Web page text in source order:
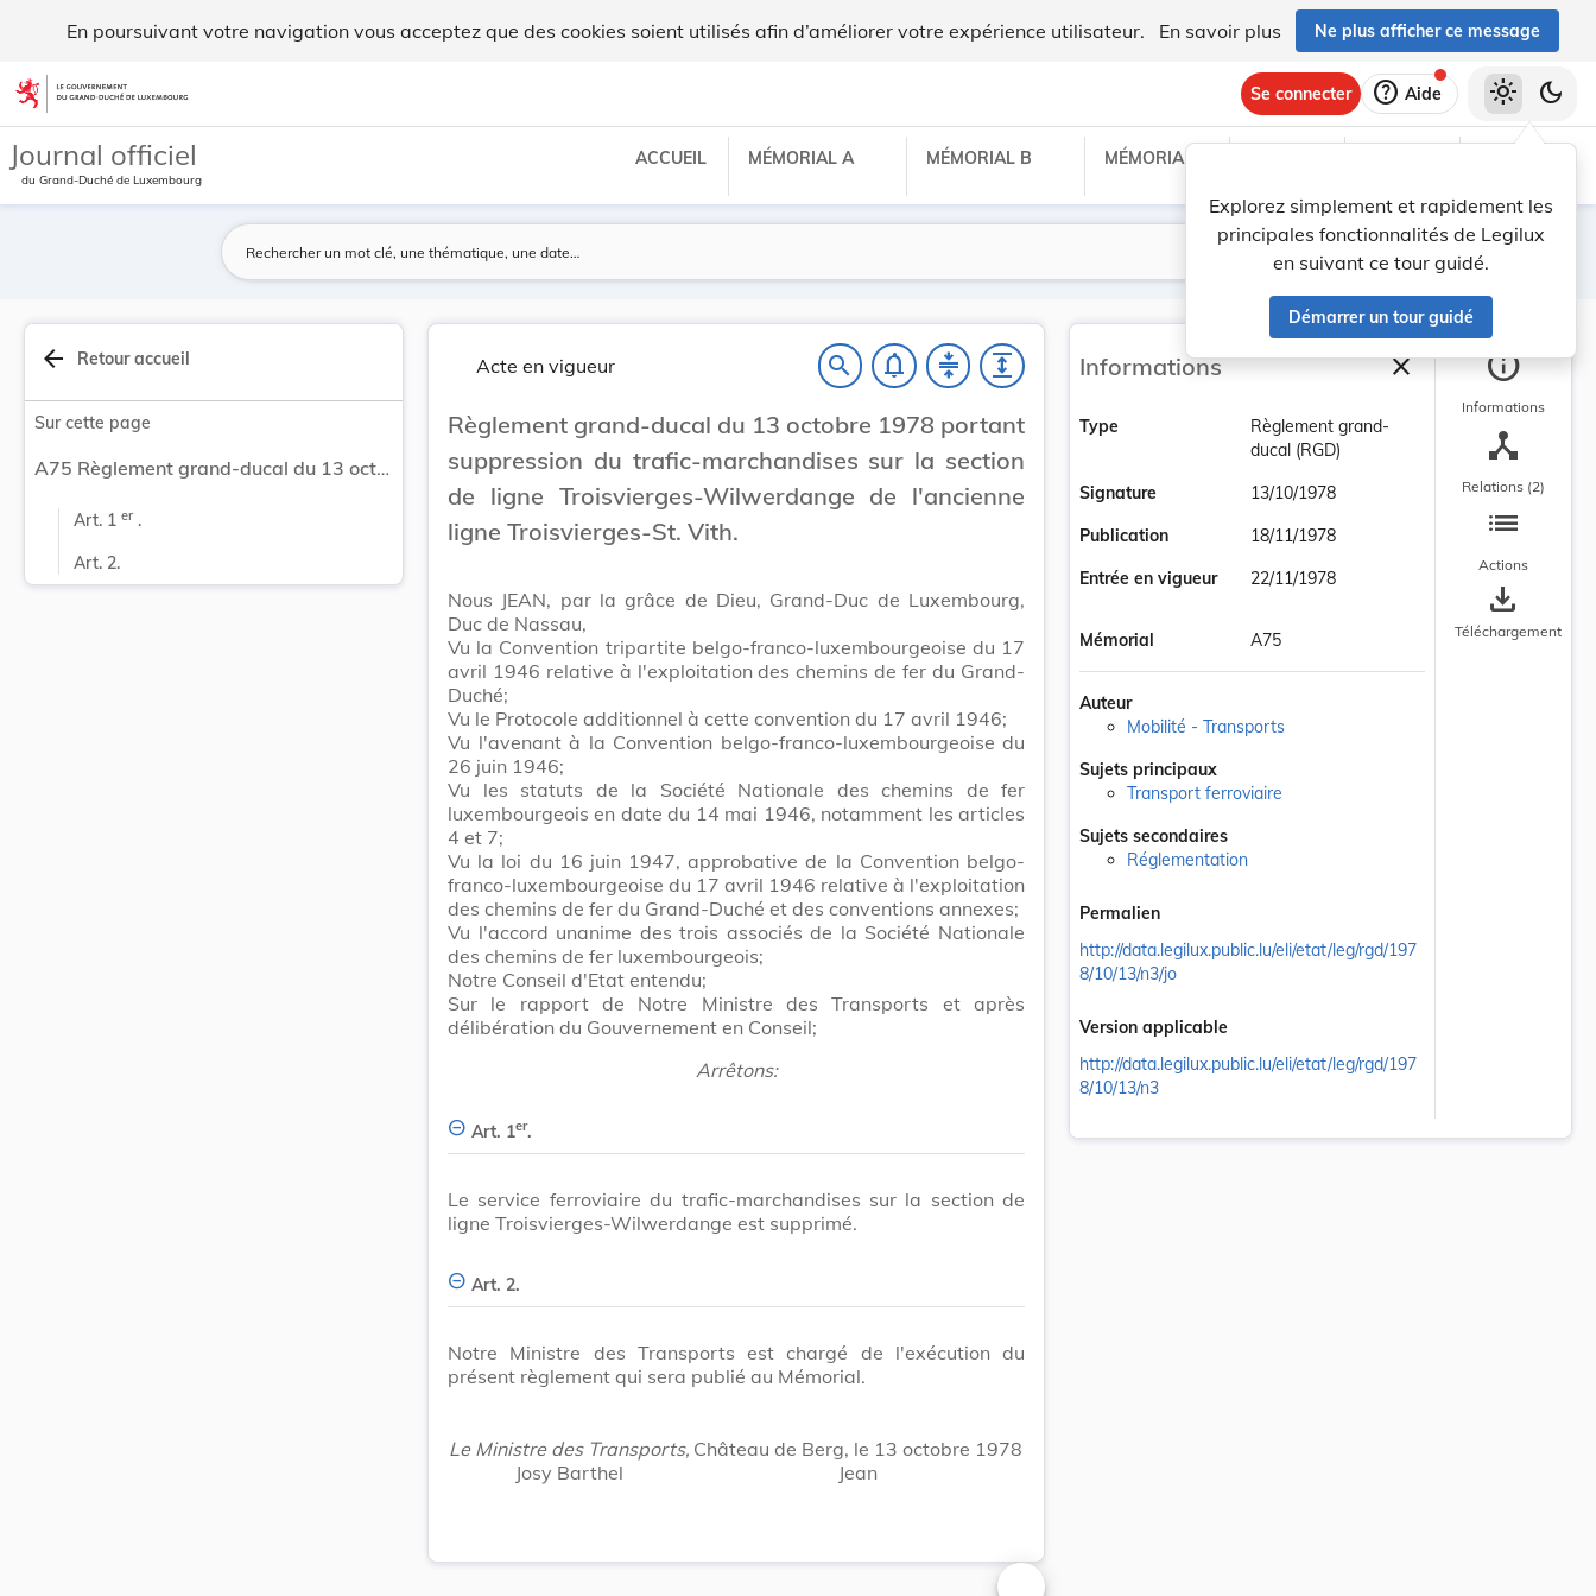
En poursuivant votre navigation vous acceptez que des cookies soient utilisés afin d’améliorer votre expérience utilisateur. En savoir plus Ne plus afficher ce message
Aller au contenu
Se connecter help Aide
Explorez simplement et rapidement les
principales fonctionnalités de Legilux
en suivant ce tour guidé.
Démarrer un tour guidé
light_mode dark_mode
Journal officiel
du Grand-Duché de Luxembourg
ACCUEIL MÉMORIAL A MÉMORIAL B MÉMORIAL C
Lancer la recherche
Filtres
arrow_back Retour accueil
Sur cette page
A75 Règlement grand-ducal du 13 octobre 1978 portant suppression du trafic- marchandises sur la section de ligne Troisvierges-Wilwerdange de l'ancienne ligne Troisvierges-St. Vith.
Art. 1 er .
Art. 2.
Acte en vigueur search notifications_none compress expand
Règlement grand-ducal du 13 octobre 1978 portant
suppression du trafic-marchandises sur la section
de ligne Troisvierges-Wilwerdange de l'ancienne
ligne Troisvierges-St. Vith.
Nous JEAN, par la grâce de Dieu, Grand-Duc de Luxembourg,
Duc de Nassau,
Vu la Convention tripartite belgo-franco-luxembourgeoise du 17
avril 1946 relative à l'exploitation des chemins de fer du Grand-
Duché;
Vu le Protocole additionnel à cette convention du 17 avril 1946;
Vu l'avenant à la Convention belgo-franco-luxembourgeoise du
26 juin 1946;
Vu les statuts de la Société Nationale des chemins de fer
luxembourgeois en date du 14 mai 1946, notamment les articles
4 et 7;
Vu la loi du 16 juin 1947, approbative de la Convention belgo-
franco-luxembourgeoise du 17 avril 1946 relative à l'exploitation
des chemins de fer du Grand-Duché et des conventions annexes;
Vu l'accord unanime des trois associés de la Société Nationale
des chemins de fer luxembourgeois;
Notre Conseil d'Etat entendu;
Sur le rapport de Notre Ministre des Transports et après
délibération du Gouvernement en Conseil;
Arrêtons:
Art. 1er.
Le service ferroviaire du trafic-marchandises sur la section de
ligne Troisvierges-Wilwerdange est supprimé.
Art. 2.
Notre Ministre des Transports est chargé de l'exécution du
présent règlement qui sera publié au Mémorial.
Le Ministre des Transports,
Josy Barthel
Château de Berg, le 13 octobre 1978
Jean
Informations closeFermer la barre
Type
Règlement grand-
ducal (RGD)
Signature
13/10/1978
Publication
18/11/1978
Entrée en vigueur
22/11/1978
Mémorial A75
Auteur
Mobilité - Transports
Sujets principaux
Transport ferroviaire
Sujets secondaires
Réglementation
Permalien
http://data.legilux.public.lu/eli/etat/leg/rgd/197
8/10/13/n3/jo
Version applicable
http://data.legilux.public.lu/eli/etat/leg/rgd/197
8/10/13/n3
info
Informations
device_hub
Relations (2)
list
Actions
save_alt
Téléchargement